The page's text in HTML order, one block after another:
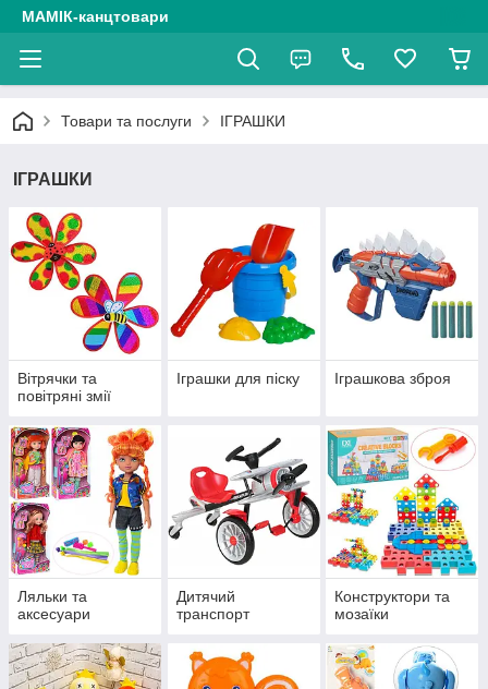
МАМІК-канцтовари
Товари та послуги ІГРАШКИ
ІГРАШКИ
Вітрячки та
повітряні змії
Іграшки для піску Іграшкова зброя
Ляльки та
аксесуари
Дитячий
транспорт
Конструктори та
мозаїки